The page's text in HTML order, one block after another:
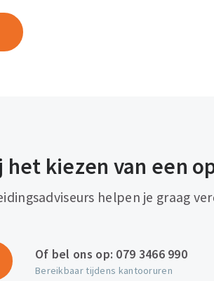
het kiezen van een
helpen je graag
Of bel ons op: 079 3466 990
Bereikbaar tijdens kantooruren